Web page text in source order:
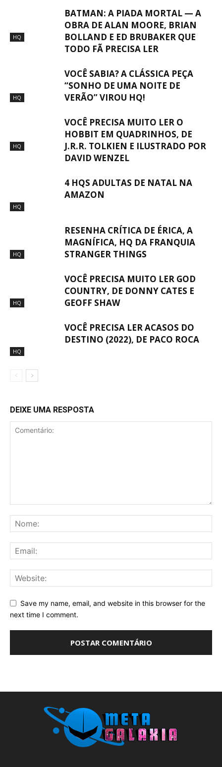
HQ
BATMAN: A PIADA MORTAL — A
OBRA DE ALAN MOORE, BRIAN
BOLLAND E ED BRUBAKER QUE
TODO FÃ PRECISA LER
HQ
VOCÊ SABIA? A CLÁSSICA PEÇA
“SONHO DE UMA NOITE DE
VERÃO” VIROU HQ!
HQ
VOCÊ PRECISA MUITO LER O
HOBBIT EM QUADRINHOS, DE
J.R.R. TOLKIEN E ILUSTRADO POR
DAVID WENZEL
HQ
4 HQS ADULTAS DE NATAL NA
AMAZON
HQ
RESENHA CRÍTICA DE ÉRICA, A
MAGNÍFICA, HQ DA FRANQUIA
STRANGER THINGS
HQ
VOCÊ PRECISA MUITO LER GOD
COUNTRY, DE DONNY CATES E
GEOFF SHAW
HQ
VOCÊ PRECISA LER ACASOS DO
DESTINO (2022), DE PACO ROCA
DEIXE UMA RESPOSTA
Save my name, email, and website in this browser for the
next time I comment.